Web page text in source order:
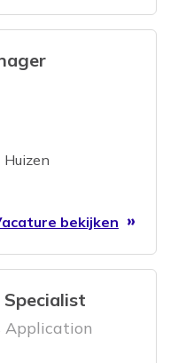
Huizen
bekijken
Application